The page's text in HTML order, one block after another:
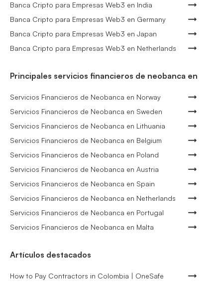
Banca Cripto para Empresas Web3 en India
Banca Cripto para Empresas Web3 en Germany
Banca Cripto para Empresas Web3 en Japan
Banca Cripto para Empresas Web3 en Netherlands
Principales servicios financieros de neobanca en
Servicios Financieros de Neobanca en Norway
Servicios Financieros de Neobanca en Sweden
Servicios Financieros de Neobanca en Lithuania
Servicios Financieros de Neobanca en Belgium
Servicios Financieros de Neobanca en Poland
Servicios Financieros de Neobanca en Austria
Servicios Financieros de Neobanca en Spain
Servicios Financieros de Neobanca en Netherlands
Servicios Financieros de Neobanca en Portugal
Servicios Financieros de Neobanca en Malta
Artículos destacados
How to Pay Contractors in Colombia | OneSafe